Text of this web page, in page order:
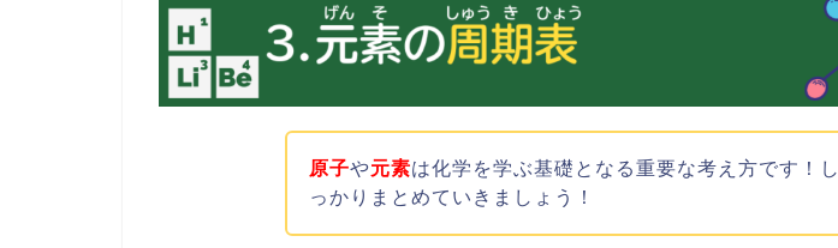
原子や元素は化学を学ぶ基礎となる重要な考え方です！し
っかりまとめていきましょう！